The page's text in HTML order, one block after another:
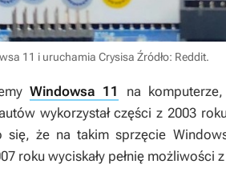
11 i uruchamia Crysisa Źródło: Reddit.
Windowsa 11
na
wykorzystał części z 2003
się, że na takim sprzęcie
roku wyciskały pełnię możliwości